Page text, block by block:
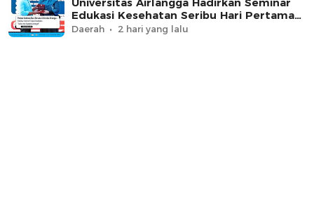
Edukasi Kesehatan Seribu Hari Pertama
Kehidupan
Daerah 2 hari yang lalu